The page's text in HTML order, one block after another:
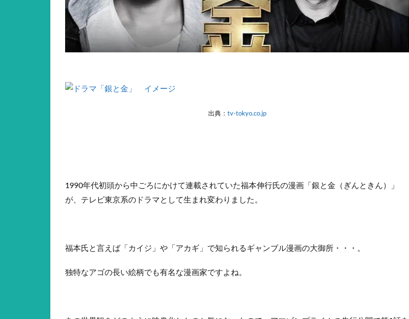
出典： tv-tokyo.co.jp
1990年代初頭から中ごろにかけて連載されていた福本伸行氏の漫画「銀と金（ぎんときん）」
が、テレビ東京系のドラマとして生まれ変わりました。
福本氏と言えば「カイジ」や「アカギ」で知られるギャンブル漫画の大御所・・・。
独特なアゴの長い絵柄でも有名な漫画家ですよね。